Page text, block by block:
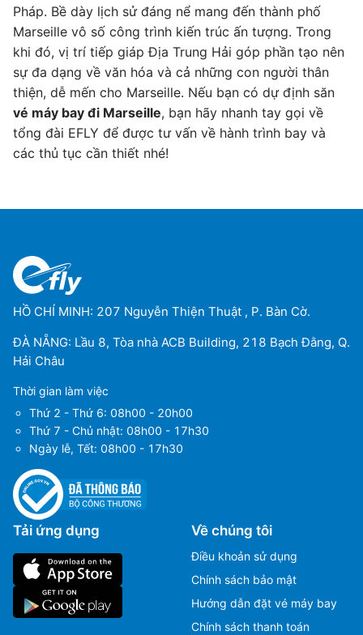
Pháp. Bề dày lịch sử đáng nể mang đến thành phố
Marseille vô số công trình kiến trúc ấn tượng. Trong
khi đó, vị trí tiếp giáp Địa Trung Hải góp phần tạo nên
sự đa dạng về văn hóa và cả những con người thân
thiện, dễ mến cho Marseille. Nếu bạn có dự định săn
vé máy bay đi Marseille, bạn hãy nhanh tay gọi về
tổng đài EFLY để được tư vấn về hành trình bay và
các thủ tục cần thiết nhé!
HỒ CHÍ MINH: 207 Nguyễn Thiện Thuật , P. Bàn Cờ.
ĐÀ NẴNG: Lầu 8, Tòa nhà ACB Building, 218 Bạch Đằng, Q.
Hải Châu
Thời gian làm việc
Thứ 2 - Thứ 6: 08h00 - 20h00
Thứ 7 - Chủ nhật: 08h00 - 17h30
Ngày lễ, Tết: 08h00 - 17h30
Tải ứng dụng Về chúng tôi
Điều khoản sử dụng
Chính sách bảo mật
Hướng dẫn đặt vé máy bay
Chính sách thanh toán